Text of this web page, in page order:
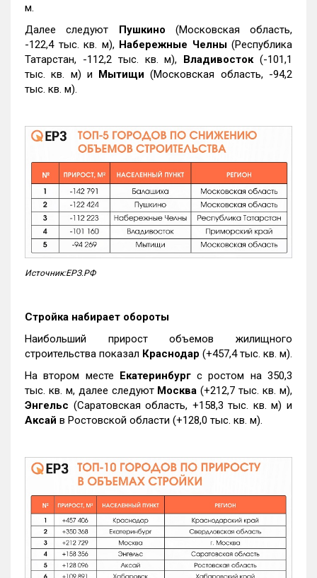
м.
Далее следуют Пушкино (Московская область,
-122,4 тыс. кв. м), Набережные Челны(Республика
Татарстан, -112,2 тыс. кв. м), Владивосток(-101,1
тыс. кв. м) и Мытищи (Московская область, -94,2
тыс. кв. м).
Источник:ЕРЗ.РФ
Стройка набирает обороты
Наибольший прирост объемов жилищного
строительства показал Краснодар (+457,4 тыс. кв. м).
На втором месте Екатеринбургс ростом на 350,3
тыс. кв. м, далее следуют Москва (+212,7 тыс. кв. м),
Энгельс (Саратовская область, +158,3 тыс. кв. м) и
Аксай в Ростовской области (+128,0 тыс. кв. м).